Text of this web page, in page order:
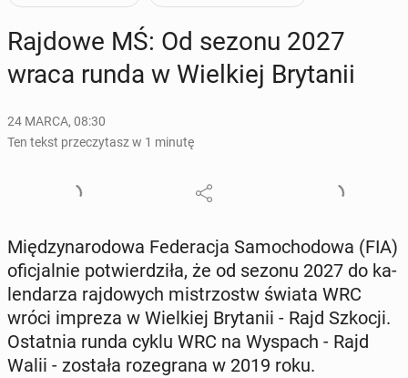
Rajdowe MŚ: Od sezonu 2027
wraca runda w Wiel­kiej Bry­ta­nii
24 MARCA, 08:30
Ten tekst przeczytasz w 1 minutę
Mię­dzy­na­ro­do­wa Fe­de­ra­cja Sa­mo­cho­do­wa (FIA)
ofi­cjal­nie po­twier­dzi­ła, że od sezonu 2027 do ka­
len­da­rza raj­do­wych mi­strzostw świata WRC
wróci impreza w Wiel­kiej Bry­ta­nii - Rajd Szkocji.
Ostat­nia runda cyklu WRC na Wyspach - Rajd
Walii - została ro­ze­gra­na w 2019 roku.